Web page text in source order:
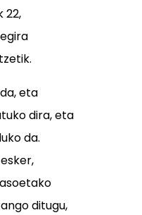
22,
eta
dira, eta
da.
ditugu,